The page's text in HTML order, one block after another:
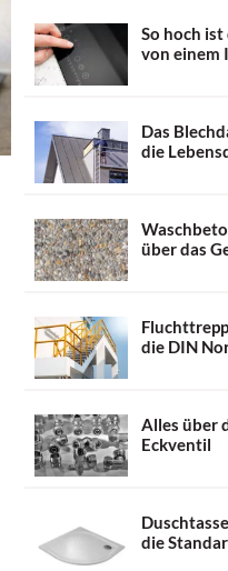
So hoch
von einem
Das
die
über das
die DIN
Alles über
Eckventil
die